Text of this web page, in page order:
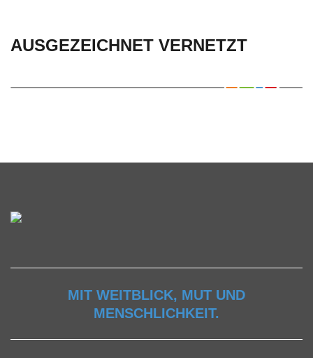
AUSGEZEICHNET VERNETZT
MIT WEITBLICK, MUT UND
MENSCHLICHKEIT.